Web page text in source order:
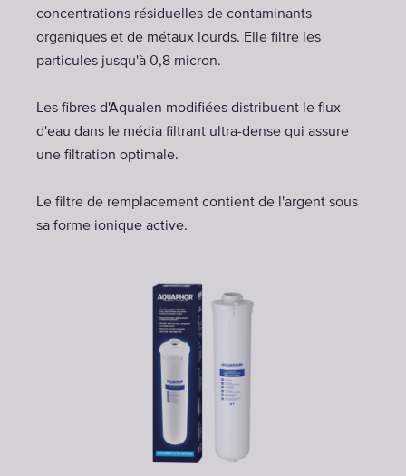
concentrations résiduelles de contaminants
organiques et de métaux lourds. Elle filtre les
particules jusqu'à 0,8 micron.
Les fibres d'Aqualen modifiées distribuent le flux
d'eau dans le média filtrant ultra-dense qui assure
une filtration optimale.
Le filtre de remplacement contient de l'argent sous
sa forme ionique active.